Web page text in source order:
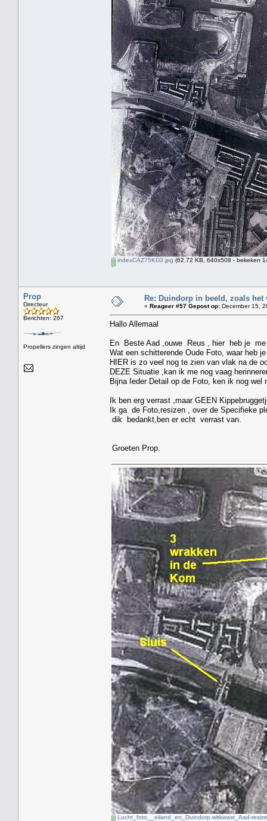
indexCAZ75KD3.jpg (62.72 KB, 640x508 - bekeken
Prop
Directeur
Berichten: 267
Propellers zingen altijd
Re: Duindorp in beeld, zoals het
« Reageer #57 Gepost op: December 15,
Hallo Allemaal
En Beste Aad ,ouwe Reus , hier heb je
Wat een schitterende Oude Foto, waar heb
HIER is zo veel nog te zien van vlak na de
DEZE Situatie ,kan ik me nog vaag
Bijna Ieder Detail op de Foto, ken ik nog wel
Ik ben erg verrast ,maar GEEN
Ik ga de Foto,resizen , over de Specifieke
dik bedankt,ben er echt verrast van.
Groeten Prop.
Lucht_foto__eiland_en_Duindorp.witkwast_Aad-